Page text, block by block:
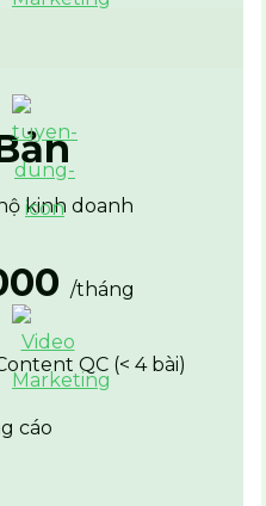
kinh doanh
/tháng
QC (< 4 bài)
cáo